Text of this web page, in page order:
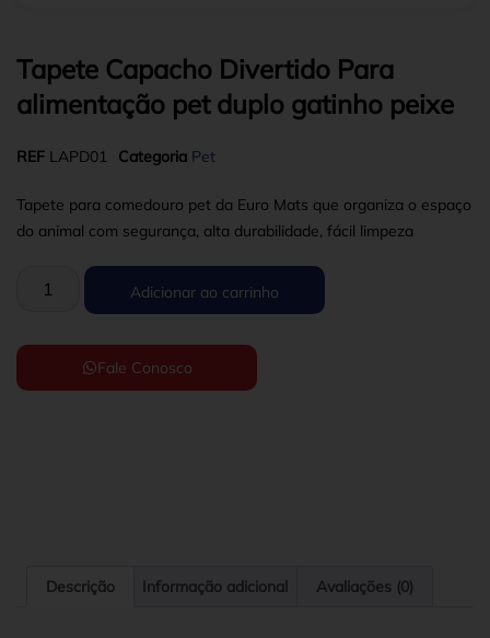
Tapete Capacho Divertido Para
alimentação pet duplo gatinho peixe
REF LAPD01 Categoria Pet
Tapete para comedouro pet da Euro Mats que organiza o espaço
do animal com segurança, alta durabilidade, fácil limpeza
Adicionar ao carrinho
Fale Conosco
Descrição Informação adicional Avaliações (0)